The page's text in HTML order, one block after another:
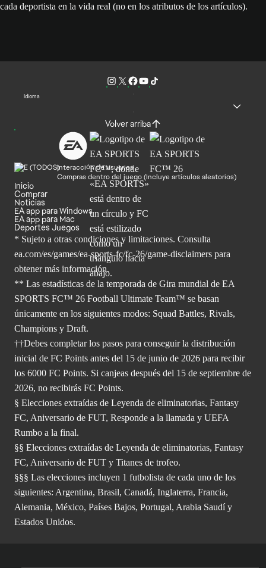
cada deportista en la vida real (no en los atributos de los artículos).
Idioma
Volver arriba
Interacción de usuarios
Compras dentro del juego (Incluye artículos aleatorios)
Inicio
Comprar
Noticias
EA app para Windows
EA app para Mac
Deportes Juegos
* Sujeto a otras condiciones y limitaciones. Consulta
ea.com/es/games/ea-sports-fc/fc-26/game-disclaimers para
obtenermás información.
** Las estadísticas de la temporada de Gira mundial de EA
SPORTS FC™ 26 Football Ultimate Team™ se basan
únicamente en los siguientes modos: Squad Battles, Rivals,
Champions y Draft.
††Debes completar los pasos para conseguir la distribución
inicial de FC Points antes del 15 de junio de 2026 para recibir
los 6000 FC Points. Si canjeas después del 15 de septiembre de
2026, no recibirás FC Points.
§ Elecciones extraídas de Leyenda de eliminatorias, Fantasy
FC, Aniversario de FUT, Responde a la llamada y UEFA
Rumbo a la final.
§§ Elecciones extraídas de Leyenda de eliminatorias, Fantasy
FC, Aniversario de FUT y Titanes de trofeo.
§§§ Las elecciones incluyen 1 futbolista de cada uno de los
siguientes: Argentina, Brasil, Canadá, Inglaterra, Francia,
Alemania, México, Países Bajos, Portugal, Arabia Saudí y
Estados Unidos.